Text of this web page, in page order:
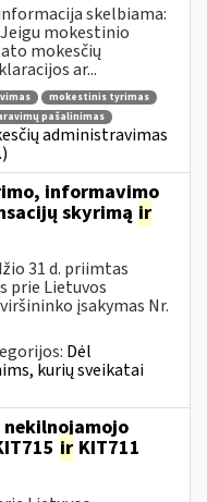
skelbiama:
mokestinio
mokesčių
ar...
mokestinis tyrimas
pašalinimas
administravimas
informavimo
skyrimą ir
31 d. priimtas
prie Lietuvos
įsakymas Nr.
Dėl
kurių sveikatai
ir KIT711